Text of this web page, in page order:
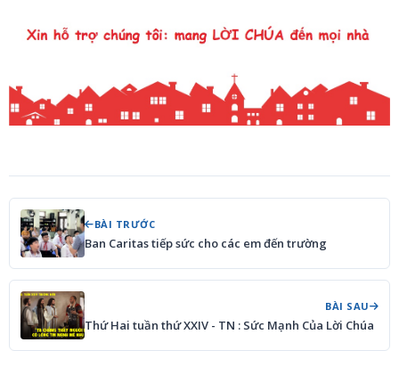
BÀI TRƯỚC
Ban Caritas tiếp sức cho các em đến trường
BÀI SAU
Thứ Hai tuần thứ XXIV - TN : Sức Mạnh Của Lời Chúa